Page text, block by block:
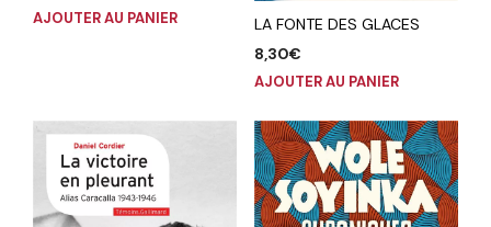
AJOUTER AU PANIER
LA FONTE DES GLACES
8,30€
AJOUTER AU PANIER